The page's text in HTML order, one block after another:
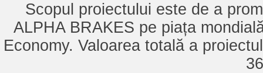
Scopul proiectului este de a
ALPHA BRAKES pe piața
Economy. Valoarea totală a